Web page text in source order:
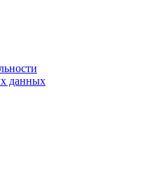
данных